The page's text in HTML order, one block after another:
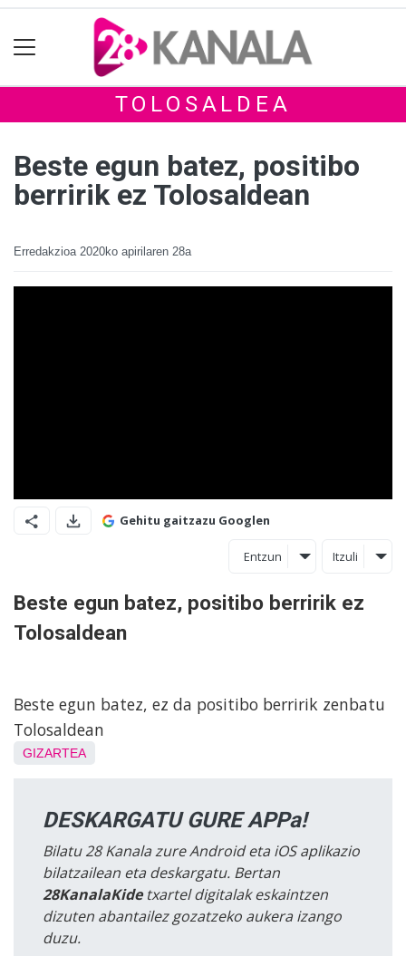
TOLOSALDEA
Beste egun batez, positibo
berririk ez Tolosaldean
Erredakzioa 2020ko apirilaren 28a
Gehitu gaitzazu Googlen
Entzun Itzuli
Beste egun batez, positibo berririk ez
Tolosaldean
Beste egun batez, ez da positibo berririk zenbatu
Tolosaldean
GIZARTEA
DESKARGATU GURE APPa!
Bilatu 28 Kanala zure Android eta iOS aplikazio
bilatzailean eta deskargatu. Bertan
28KanalaKidetxartel digitalak eskaintzen
dizuten abantailez gozatzeko aukera izango
duzu.